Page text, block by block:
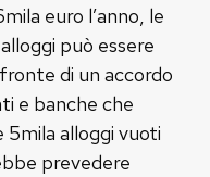
euro l’anno, le
può essere
di un accordo
e banche che
alloggi vuoti
prevedere